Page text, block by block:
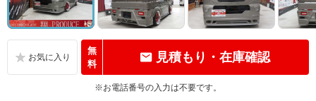
無
料
見積もり・在庫確認
※お電話番号の入力は不要です。